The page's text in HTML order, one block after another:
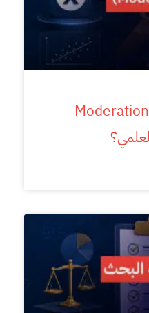
ما هو تحليل التعديل Moderation